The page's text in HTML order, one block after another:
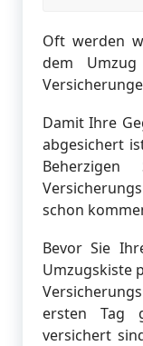
Oft werden
dem
Damit Ihre
abgesichert
schon
Bevor Sie
Umzugskiste
ersten Tag
versichert